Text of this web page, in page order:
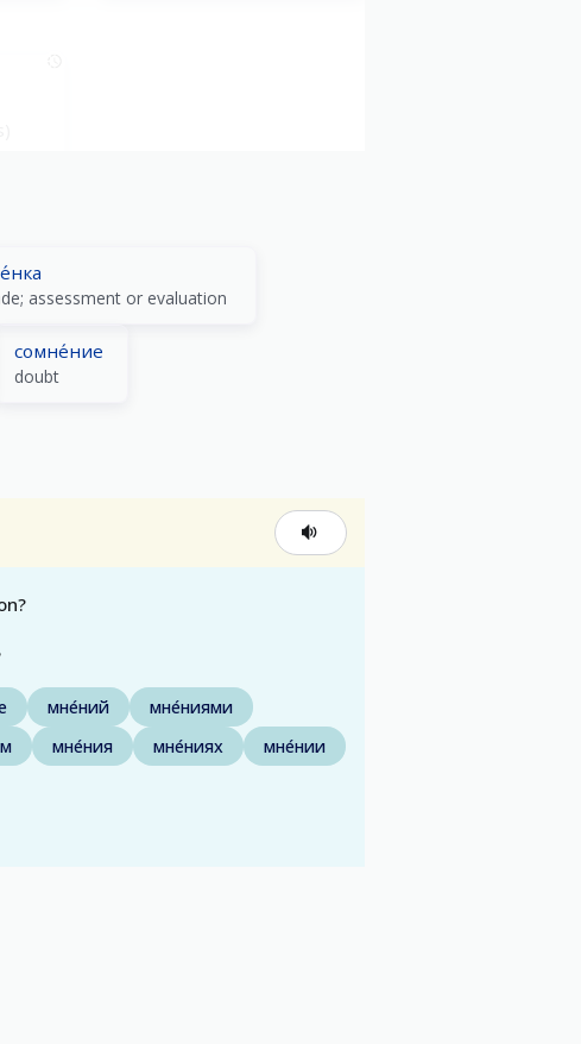
assessment or evaluation
сомне́ние
doubt
мне́ний
мне́ниями
мне́ния мне́ниях мне́нии